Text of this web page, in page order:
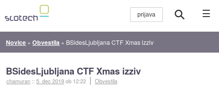
☰
Novice »Obvestila » BSidesLjubljana CTF Xmas izziv
BSidesLjubljana CTF Xmas izziv
chamuran ::5. dec 2019ob 12:22 Obvestila